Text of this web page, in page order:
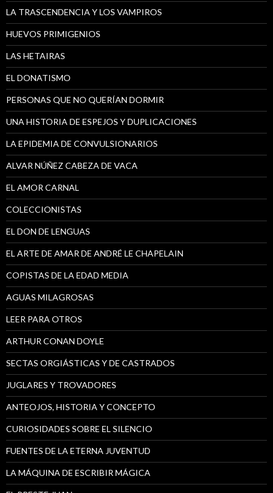
LA TRASCENDENCIA Y LOS VAMPIROS
HUEVOS PRIMIGENIOS
LAS HETAIRAS
EL DONATISMO
PERSONAS QUE NO QUERÍAN DORMIR
UNA HISTORIA DE ESPEJOS Y DUPLICACIONES
LA EPIDEMIA DE CONVULSIONARIOS
ALVAR NÚÑEZ CABEZA DE VACA
EL AMOR CARNAL
COLECCIONISTAS
EL DON DE LENGUAS
EL ARTE DE AMAR DE ANDRÉ LE CHAPELAIN
COPISTAS DE LA EDAD MEDIA
AGUAS MILAGROSAS
LEER PARA OTROS
ARTHUR CONAN DOYLE
SECTAS ORGIÁSTICAS Y DE CASTRADOS
JUGLARES Y TROVADORES
ANTEOJOS, HISTORIA Y CONCEPTO
CURIOSIDADES SOBRE EL SILENCIO
FUENTES DE LA ETERNA JUVENTUD
LA MÁQUINA DE ESCRIBIR MÁGICA